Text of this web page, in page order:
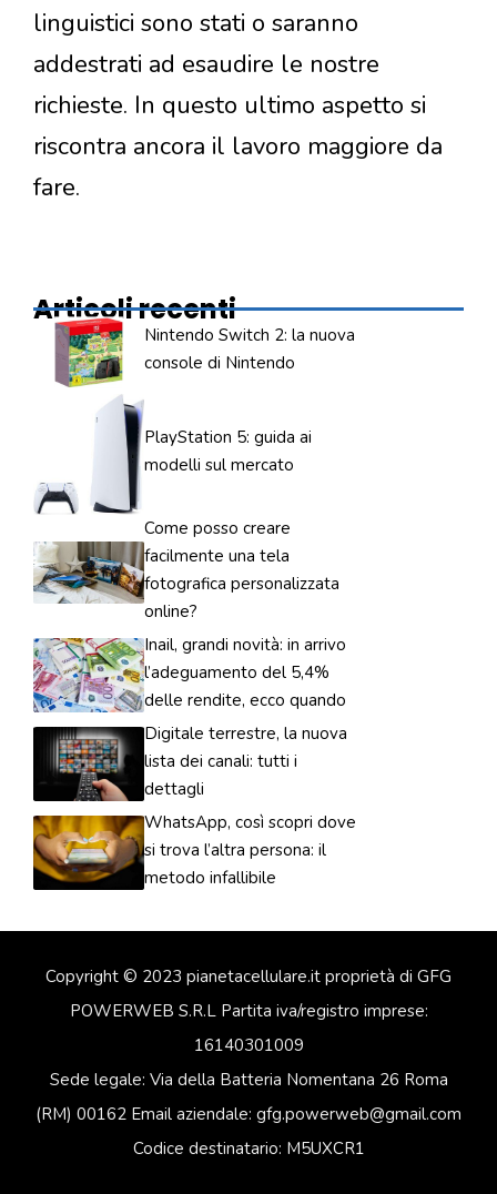
linguistici sono stati o saranno
addestrati ad esaudire le nostre
richieste. In questo ultimo aspetto si
riscontra ancora il lavoro maggiore da
fare.
Articoli recenti
Nintendo Switch 2: la nuova
console di Nintendo
PlayStation 5: guida ai
modelli sul mercato
Come posso creare
facilmente una tela
fotografica personalizzata
online?
Inail, grandi novità: in arrivo
l’adeguamento del 5,4%
delle rendite, ecco quando
Digitale terrestre, la nuova
lista dei canali: tutti i
dettagli
WhatsApp, così scopri dove
si trova l’altra persona: il
metodo infallibile
Copyright © 2023 pianetacellulare.it proprietà di GFG
POWERWEB S.R.L Partita iva/registro imprese:
16140301009
Sede legale: Via della Batteria Nomentana 26 Roma
(RM) 00162 Email aziendale: gfg.powerweb@gmail.com
Codice destinatario: M5UXCR1